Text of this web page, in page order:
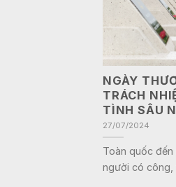
NGÀY
TRÁCH
TÌNH SÂU
27/07/2024
Toàn quốc
người có công,